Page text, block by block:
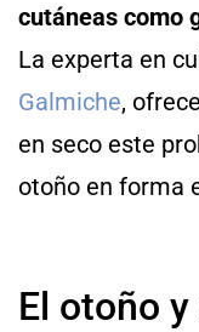
cutáneas como
La experta en
Galmiche,
en seco este
otoño en forma
El otoño